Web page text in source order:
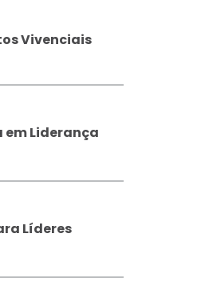
Vivenciais
Liderança
Líderes